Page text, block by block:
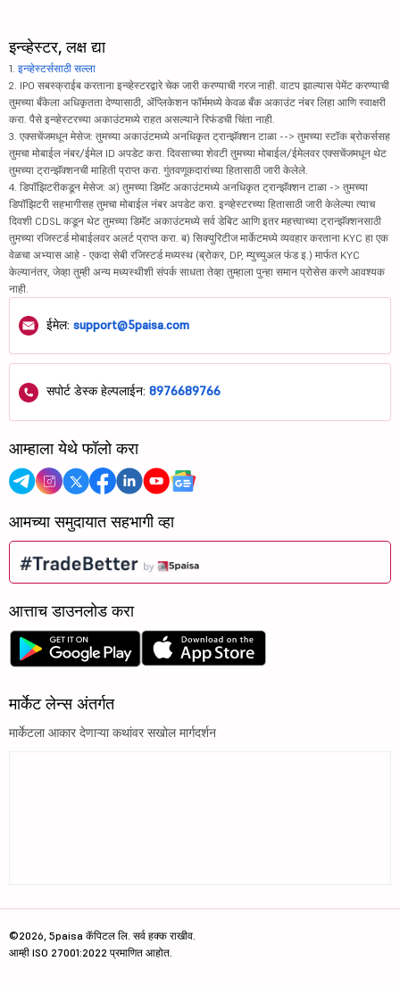
इन्व्हेस्टर, लक्ष द्या
1. इन्व्हेस्टर्ससाठी सल्ला
2. IPO सबस्क्राईब करताना इन्व्हेस्टरद्वारे चेक जारी करण्याची गरज नाही. वाटप झाल्यास पेमेंट करण्याची
तुमच्या बँकेला अधिकृतता देण्यासाठी, ॲप्लिकेशन फॉर्ममध्ये केवळ बँक अकाउंट नंबर लिहा आणि स्वाक्षरी
करा. पैसे इन्व्हेस्टरच्या अकाउंटमध्ये राहत असल्याने रिफंडची चिंता नाही.
3. एक्सचेंजमधून मेसेज: तुमच्या अकाउंटमध्ये अनधिकृत ट्रान्झॅक्शन टाळा --> तुमच्या स्टॉक ब्रोकर्ससह
तुमचा मोबाईल नंबर/ईमेल ID अपडेट करा. दिवसाच्या शेवटी तुमच्या मोबाईल/ईमेलवर एक्सचेंजमधून थेट
तुमच्या ट्रान्झॅक्शनची माहिती प्राप्त करा. गुंतवणूकदारांच्या हितासाठी जारी केलेले.
4. डिपॉझिटरीकडून मेसेज: अ) तुमच्या डिमॅट अकाउंटमध्ये अनधिकृत ट्रान्झॅक्शन टाळा -> तुमच्या
डिपॉझिटरी सहभागीसह तुमचा मोबाईल नंबर अपडेट करा. इन्व्हेस्टरच्या हितासाठी जारी केलेल्या त्याच
दिवशी CDSL कडून थेट तुमच्या डिमॅट अकाउंटमध्ये सर्व डेबिट आणि इतर महत्त्वाच्या ट्रान्झॅक्शनसाठी
तुमच्या रजिस्टर्ड मोबाईलवर अलर्ट प्राप्त करा. ब) सिक्युरिटीज मार्केटमध्ये व्यवहार करताना KYC हा एक
वेळचा अभ्यास आहे - एकदा सेबी रजिस्टर्ड मध्यस्थ (ब्रोकर, DP, म्युच्युअल फंड इ.) मार्फत KYC
केल्यानंतर, जेव्हा तुम्ही अन्य मध्यस्थीशी संपर्क साधता तेव्हा तुम्हाला पुन्हा समान प्रोसेस करणे आवश्यक
नाही.
ईमेल: support@5paisa.com
सपोर्ट डेस्क हेल्पलाईन: 8976689766
आम्हाला येथे फॉलो करा
आमच्या समुदायात सहभागी व्हा
आत्ताच डाउनलोड करा
मार्केट लेन्स अंतर्गत
मार्केटला आकार देणाऱ्या कथांवर सखोल मार्गदर्शन
©2026, 5paisa कॅपिटल लि. सर्व हक्क राखीव.
आम्ही ISO 27001:2022 प्रमाणित आहोत.